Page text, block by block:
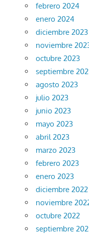
febrero 2024
enero 2024
diciembre 2023
noviembre
octubre 2023
septiembre
agosto 2023
julio 2023
junio 2023
mayo 2023
abril 2023
marzo 2023
febrero 2023
enero 2023
diciembre 2022
noviembre
octubre 2022
septiembre